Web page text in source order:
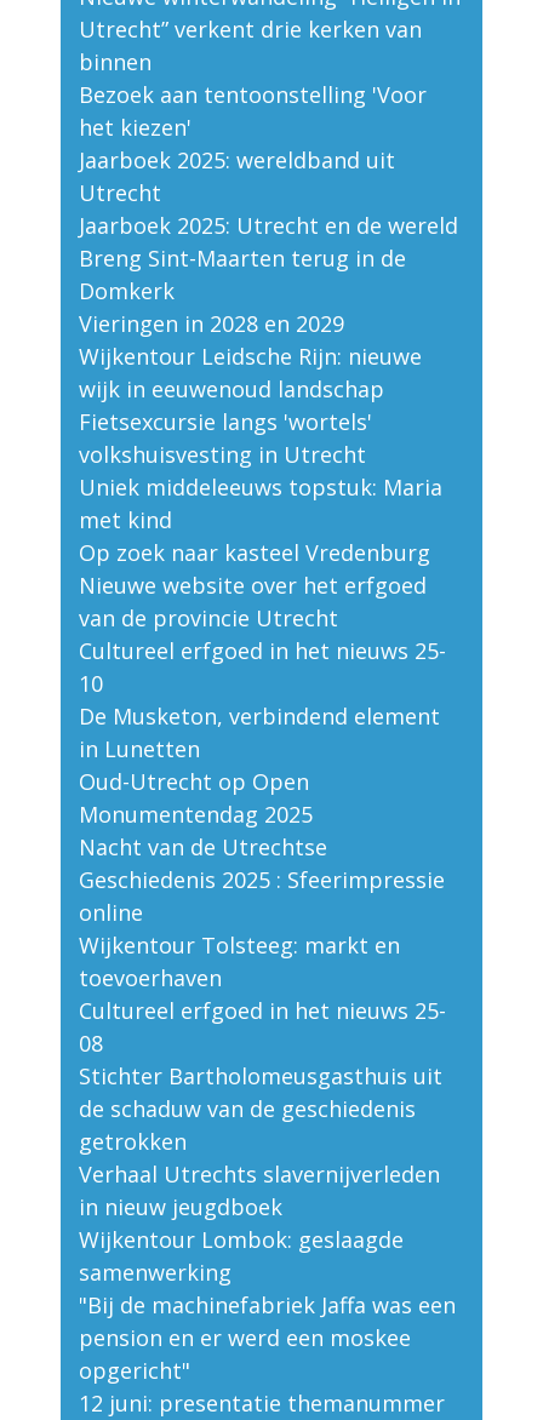
Utrecht” verkent drie kerken van
binnen
Bezoek aan tentoonstelling 'Voor
het kiezen'
Jaarboek 2025: wereldband uit
Utrecht
Jaarboek 2025: Utrecht en de wereld
Breng Sint-Maarten terug in de
Domkerk
Vieringen in 2028 en 2029
Wijkentour Leidsche Rijn: nieuwe
wijk in eeuwenoud landschap
Fietsexcursie langs 'wortels'
volkshuisvesting in Utrecht
Uniek middeleeuws topstuk: Maria
met kind
Op zoek naar kasteel Vredenburg
Nieuwe website over het erfgoed
van de provincie Utrecht
Cultureel erfgoed in het nieuws 25-
10
De Musketon, verbindend element
in Lunetten
Oud-Utrecht op Open
Monumentendag 2025
Nacht van de Utrechtse
Geschiedenis 2025 : Sfeerimpressie
online
Wijkentour Tolsteeg: markt en
toevoerhaven
Cultureel erfgoed in het nieuws 25-
08
Stichter Bartholomeusgasthuis uit
de schaduw van de geschiedenis
getrokken
Verhaal Utrechts slavernijverleden
in nieuw jeugdboek
Wijkentour Lombok: geslaagde
samenwerking
"Bij de machinefabriek Jaffa was een
pension en er werd een moskee
opgericht"
12 juni: presentatie themanummer